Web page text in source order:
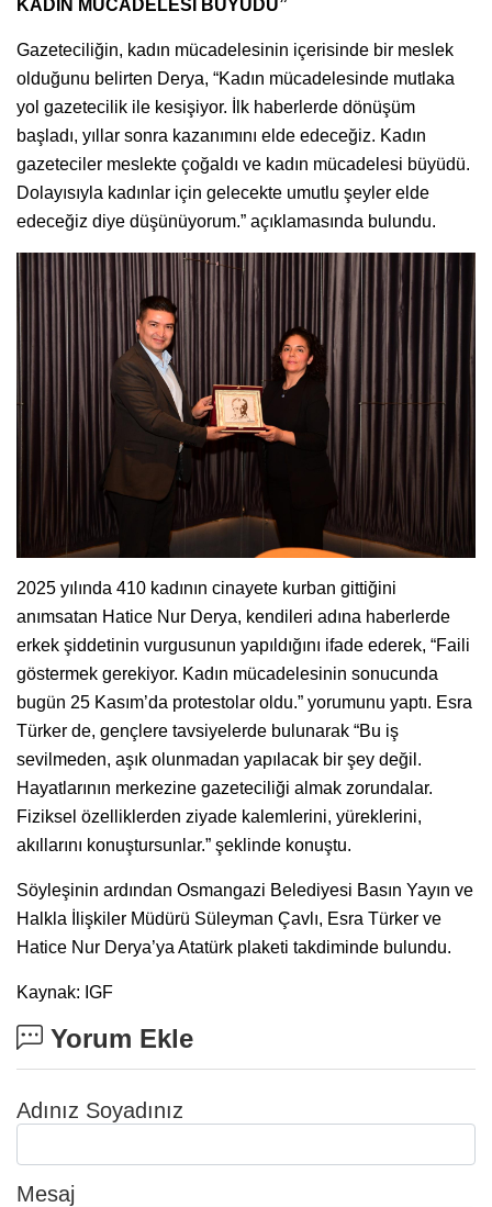
KADIN MÜCADELESİ BÜYÜDÜ”
Gazeteciliğin, kadın mücadelesinin içerisinde bir meslek
olduğunu belirten Derya, “Kadın mücadelesinde mutlaka
yol gazetecilik ile kesişiyor. İlk haberlerde dönüşüm
başladı, yıllar sonra kazanımını elde edeceğiz. Kadın
gazeteciler meslekte çoğaldı ve kadın mücadelesi büyüdü.
Dolayısıyla kadınlar için gelecekte umutlu şeyler elde
edeceğiz diye düşünüyorum.” açıklamasında bulundu.
2025 yılında 410 kadının cinayete kurban gittiğini
anımsatan Hatice Nur Derya, kendileri adına haberlerde
erkek şiddetinin vurgusunun yapıldığını ifade ederek, “Faili
göstermek gerekiyor. Kadın mücadelesinin sonucunda
bugün 25 Kasım’da protestolar oldu.” yorumunu yaptı. Esra
Türker de, gençlere tavsiyelerde bulunarak “Bu iş
sevilmeden, aşık olunmadan yapılacak bir şey değil.
Hayatlarının merkezine gazeteciliği almak zorundalar.
Fiziksel özelliklerden ziyade kalemlerini, yüreklerini,
akıllarını konuştursunlar.” şeklinde konuştu.
Söyleşinin ardından Osmangazi Belediyesi Basın Yayın ve
Halkla İlişkiler Müdürü Süleyman Çavlı, Esra Türker ve
Hatice Nur Derya’ya Atatürk plaketi takdiminde bulundu.
Kaynak: IGF
Yorum Ekle
Adınız Soyadınız
Mesaj